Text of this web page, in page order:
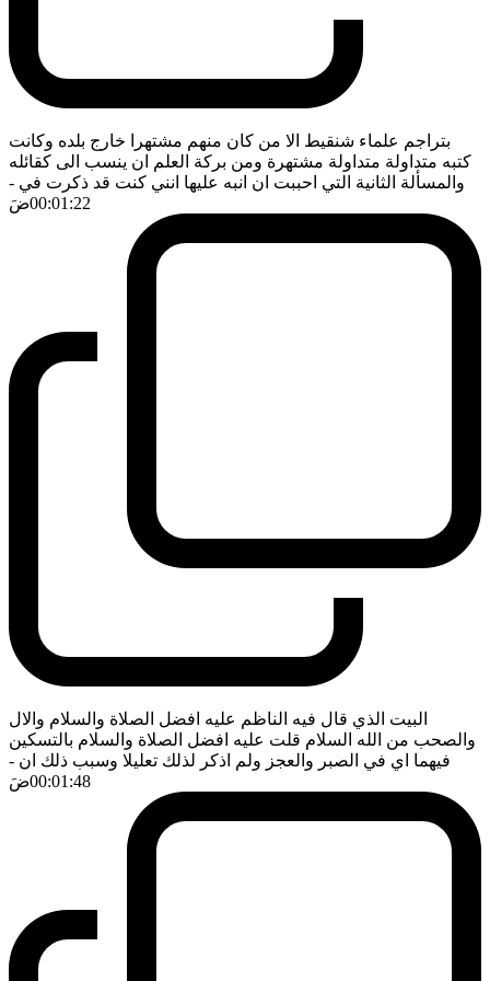
بتراجم علماء شنقيط الا من كان منهم مشتهرا خارج بلده وكانت
كتبه متداولة متداولة مشتهرة ومن بركة العلم ان ينسب الى كقائله
والمسألة الثانية التي احببت ان انبه عليها انني كنت قد ذكرت في -
00:01:22ضَ
البيت الذي قال فيه الناظم عليه افضل الصلاة والسلام والال
والصحب من الله السلام قلت عليه افضل الصلاة والسلام بالتسكين
فيهما اي في الصبر والعجز ولم اذكر لذلك تعليلا وسبب ذلك ان -
00:01:48ضَ